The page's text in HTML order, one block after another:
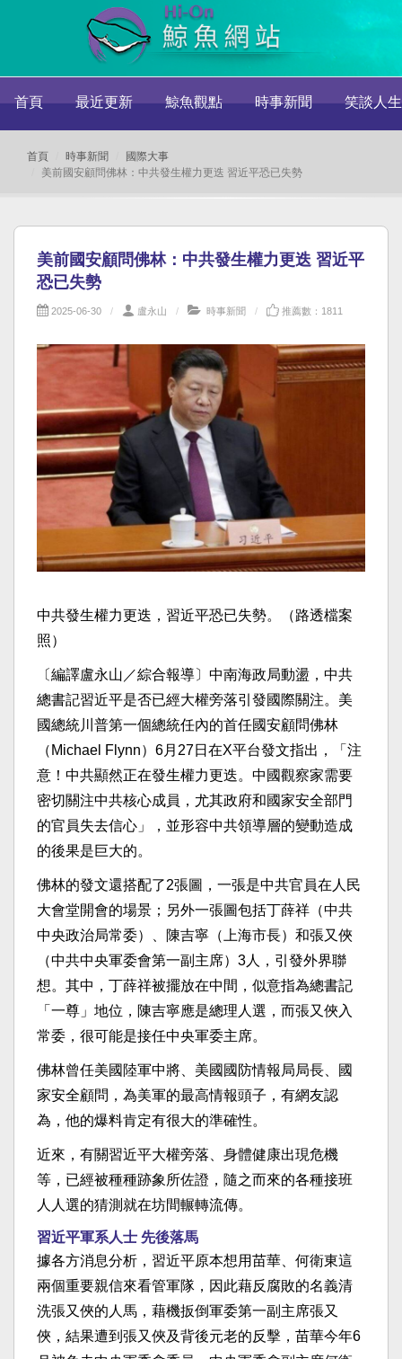
首頁 最近更新 鯨魚觀點 時事新聞 笑談人生
首頁 時事新聞
國際大事
美前國安顧問佛林：中共發生權力更迭 習近平恐已失勢
美前國安顧問佛林：中共發生權力更迭 習近平
恐已失勢
2025-06-30 盧永山 時事新聞 推薦數：1811
中共發生權力更迭，習近平恐已失勢。（路透檔案
照）
〔編譯盧永山／綜合報導〕中南海政局動盪，中共
總書記習近平是否已經大權旁落引發國際關注。美
國總統川普第一個總統任內的首任國安顧問佛林
（Michael Flynn）6月27日在X平台發文指出，「注
意！中共顯然正在發生權力更迭。中國觀察家需要
密切關注中共核心成員，尤其政府和國家安全部門
的官員失去信心」，並形容中共領導層的變動造成
的後果是巨大的。
佛林的發文還搭配了2張圖，一張是中共官員在人民
大會堂開會的場景；另外一張圖包括丁薛祥（中共
中央政治局常委）、陳吉寧（上海市長）和張又俠
（中共中央軍委會第一副主席）3人，引發外界聯
想。其中，丁薛祥被擺放在中間，似意指為總書記
「一尊」地位，陳吉寧應是總理人選，而張又俠入
常委，很可能是接任中央軍委主席。
佛林曾任美國陸軍中將、美國國防情報局局長、國
家安全顧問，為美軍的最高情報頭子，有網友認
為，他的爆料肯定有很大的準確性。
近來，有關習近平大權旁落、身體健康出現危機
等，已經被種種跡象所佐證，隨之而來的各種接班
人人選的猜測就在坊間輾轉流傳。
習近平軍系人士 先後落馬
據各方消息分析，習近平原本想用苗華、何衛東這
兩個重要親信來看管軍隊，因此藉反腐敗的名義清
洗張又俠的人馬，藉機扳倒軍委第一副主席張又
俠，結果遭到張又俠及背後元老的反擊，苗華今年6